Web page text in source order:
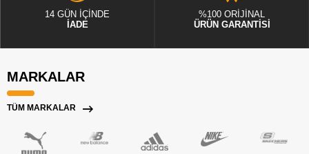
14 GÜN İÇİNDE
İADE
%100 ORİJİNAL
ÜRÜN GARANTİSİ
MARKALAR
TÜM MARKALAR